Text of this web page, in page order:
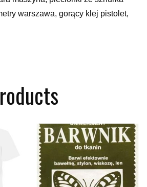
warszawa, gorący klej pistolet,